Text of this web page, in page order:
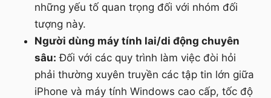
những yếu tố quan trọng đối với nhóm đối
tượng này.
Người dùng máy tính lai/di động chuyên
sâu: Đối với các quy trình làm việc đòi hỏi
phải thường xuyên truyền các tập tin lớn giữa
iPhone và máy tính Windows cao cấp, tốc độ